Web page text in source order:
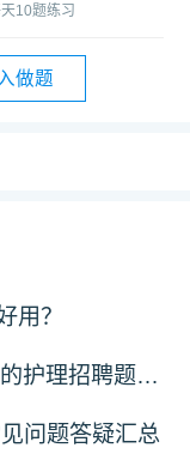
10题练习
做题
用？
专科理论底子差，有解析详细的护理招聘题库推荐吗？
问题答疑汇总